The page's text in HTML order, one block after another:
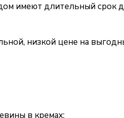
имеют длительный срок
низкой цене на
в кремах: